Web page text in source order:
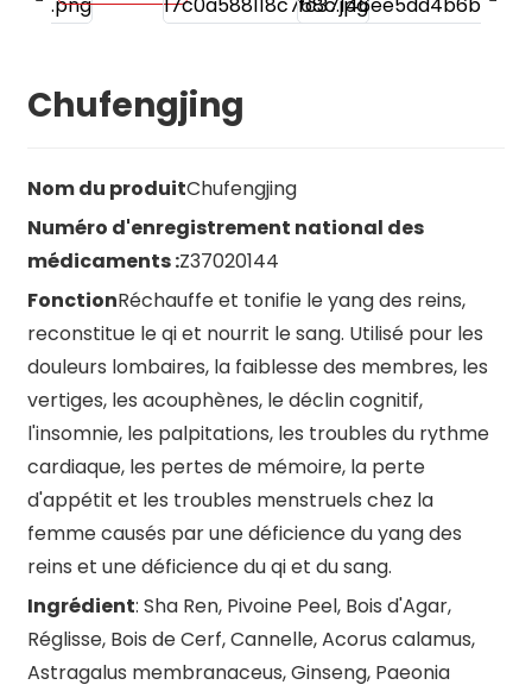
Chufengjing
Nom du produitChufengjing
Numéro d'enregistrement national des
médicaments :Z37020144
FonctionRéchauffe et tonifie le yang des reins,
reconstitue le qi et nourrit le sang. Utilisé pour les
douleurs lombaires, la faiblesse des membres, les
vertiges, les acouphènes, le déclin cognitif,
l'insomnie, les palpitations, les troubles du rythme
cardiaque, les pertes de mémoire, la perte
d'appétit et les troubles menstruels chez la
femme causés par une déficience du yang des
reins et une déficience du qi et du sang.
Ingrédient: Sha Ren, Pivoine Peel, Bois d'Agar,
Réglisse, Bois de Cerf, Cannelle, Acorus calamus,
Astragalus membranaceus, Ginseng, Paeonia